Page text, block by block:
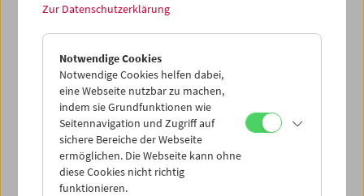
Mo 15.12.
Di 16.12.
Mi 17.12.
Do 18.12.
Zur Datenschutzerklärung
Notwendige Cookies
Notwendige Cookies helfen dabei,
eine Webseite nutzbar zu machen,
indem sie Grundfunktionen wie
Seitennavigation und Zugriff auf
sichere Bereiche der Webseite
ermöglichen. Die Webseite kann ohne
diese Cookies nicht richtig
funktionieren.